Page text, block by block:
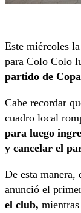
Este miércoles la
para Colo Colo
partido de
Cabe recordar
cuadro local
para luego
y cancelar el
De esta
anunció el
el club,